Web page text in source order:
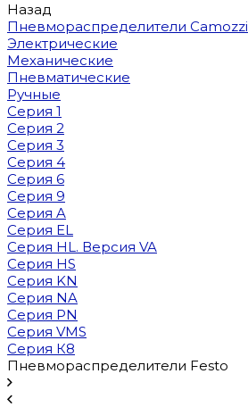
Назад
Пневмораспределители Camozzi
Электрические
Механические
Пневматические
Ручные
Серия 1
Серия 2
Серия 3
Серия 4
Серия 6
Серия 9
Серия A
Серия EL
Серия HL. Версия VA
Серия HS
Серия KN
Серия NA
Серия PN
Серия VMS
Серия К8
Пневмораспределители Festo